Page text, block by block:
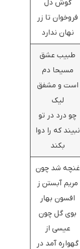
گوش دل
فروخوان تا زر
نهان ندارد
طبیب عشق
مسیحا دم
است و مشفق
لیک
چو درد در تو
نبیند که را دوا
بکند
غنچه شد چون
مریم آبستن ز
افسون بهار
بوی گل چون
عیسی از
گهواره آمد در